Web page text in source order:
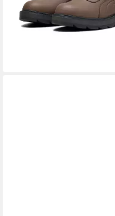
UVP99,95 €
-50%
lieferbar - in 1-2